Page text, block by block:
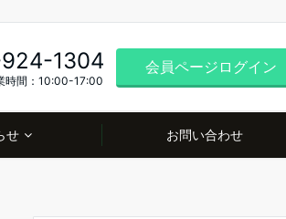
1304
時間：10:00-17:00
会員ページログイン
せ お問い合わせ